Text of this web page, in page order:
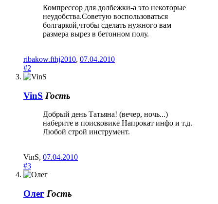
Компрессор для долбежки-а это некоторые
неудобства.Советую воспользоваться
болгаркой,чтобы сделать нужного вам
размера вырез в бетонном полу.
ribakow.fthj2010, 07.04.2010
#2
VinS Гость
Добрый день Татьяна! (вечер, ночь...)
наберите в поисковике Напрокат инфо и т.д.
Любой строй инструмент.
VinS, 07.04.2010
#3
Олег Гость